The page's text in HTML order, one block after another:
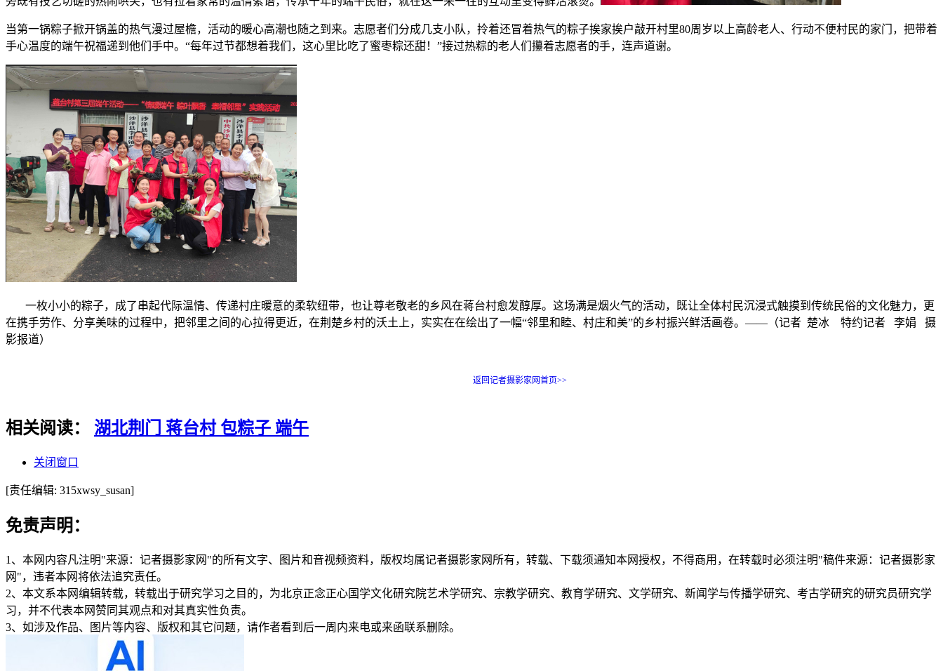
当第一锅粽子掀开锅盖的热气漫过屋檐，活动的暖心高潮也随之到来。志愿者们分成几支小队，拎着还冒着热气的粽子挨家挨户敲开村里80周岁以上高龄老人、行动不便村民的家门，把带着
手心温度的端午祝福递到他们手中。“每年过节都想着我们，这心里比吃了蜜枣粽还甜！”接过热粽的老人们攥着志愿者的手，连声道谢。
一枚小小的粽子，成了串起代际温情、传递村庄暖意的柔软纽带，也让尊老敬老的乡风在蒋台村愈发醇厚。这场满是烟火气的活动，既让全体村民沉浸式触摸到传统民俗的文化魅力，更
在携手劳作、分享美味的过程中，把邻里之间的心拉得更近，在荆楚乡村的沃土上，实实在在绘出了一幅“邻里和睦、村庄和美”的乡村振兴鲜活画卷。——（记者 楚冰 特约记者 李娟 摄
影报道）
返回记者摄影家网首页>>
相关阅读： 湖北荆门 蒋台村 包粽子 端午
关闭窗口
[责任编辑: 315xwsy_susan]
免责声明：
1、本网内容凡注明"来源：记者摄影家网"的所有文字、图片和音视频资料，版权均属记者摄影家网所有，转载、下载须通知本网授权，不得商用，在转载时必须注明"稿件来源：记者摄影家
网"，违者本网将依法追究责任。
2、本文系本网编辑转载，转载出于研究学习之目的，为北京正念正心国学文化研究院艺术学研究、宗教学研究、教育学研究、文学研究、新闻学与传播学研究、考古学研究的研究员研究学
习，并不代表本网赞同其观点和对其真实性负责。
3、如涉及作品、图片等内容、版权和其它问题，请作者看到后一周内来电或来函联系删除。